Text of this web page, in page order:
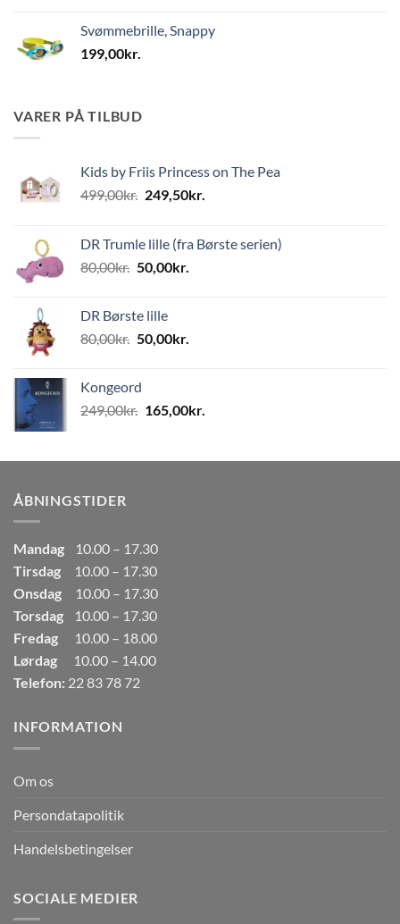
Svømmebrille, Snappy
199,00kr.
VARER PÅ TILBUD
Kids by Friis Princess on The Pea
499,00kr. Den
var:
499,00kr..
249,50kr.
er:
DR Trumle lille (fra Børste serien)
80,00kr. Den
var:
80,00kr..
50,00kr.
50,00kr..
DR Børste lille
80,00kr. Den
var:
80,00kr..
50,00kr.
50,00kr..
Kongeord
249,00kr. Den
var:
165,00kr.
er:
ÅBNINGSTIDER
Mandag
10.00 – 17.30
Tirsdag
10.00 – 17.30
Onsdag
10.00 – 17.30
Torsdag
10.00 – 17.30
Fredag
10.00 – 18.00
Lørdag
10.00 – 14.00
Telefon: 22 83 78 72
INFORMATION
Om os
Persondatapolitik
Handelsbetingelser
SOCIALE MEDIER